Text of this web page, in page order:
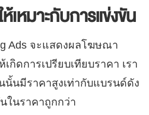
เหมาะกับการแข่งขัน
Ads จะแสดงผลโฆษณา
กิดการเปรียบเทียบราคา เรา
นั้นมีราคาสูงเท่ากับแบรนด์ดัง
ในราคาถูกกว่า